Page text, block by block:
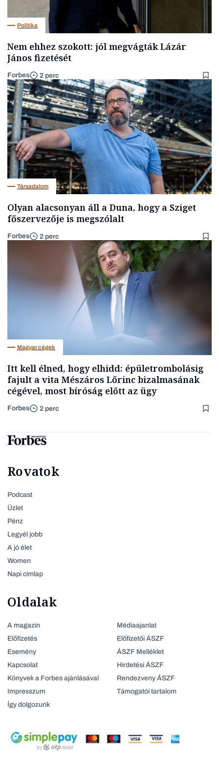
Politika
Nem ehhez szokott: jól megvágták Lázár
János fizetését
Forbes 2 perc
Társadalom
Olyan alacsonyan áll a Duna, hogy a Sziget
főszervezője is megszólalt
Forbes 2 perc
Magyar cégek
Itt kell élned, hogy elhidd: épületrombolásig
fajult a vita Mészáros Lőrinc bizalmasának
cégével, most bíróság előtt az ügy
Forbes 2 perc
Rovatok
Podcast
Üzlet
Pénz
Legyél jobb
A jó élet
Women
Napi címlap
Oldalak
A magazin
Előfizetés
Esemény
Kapcsolat
Könyvek a Forbes ajánlásával
Impresszum
Így dolgozunk
Médiaajanlat
Előfizetői ÁSZF
ÁSZF Melléklet
Hirdetési ÁSZF
Rendezveny ÁSZF
Támogatói tartalom